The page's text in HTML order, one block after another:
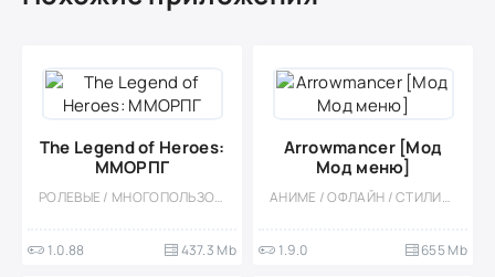
The Legend of Heroes:
ММОРПГ
РОЛЕВЫЕ / МНОГОПОЛЬЗОВАТЕЛЬСКАЯ / ОНЛАЙН / ОДНОПОЛЬЗОВАТЕЛЬСКИЕ / СТИЛИЗАЦИЯ / АНИМЕ / 3D / БОЛЬШАЯ / ФЭНТЕЗИ / МАГИЯ / РОГАЛИК / КВЕСТЫ / ПРИКЛЮЧЕНИЕ
1.0.88 437.3 Mb
Arrowmancer [Мод
Мод меню]
АНИМЕ / ОФЛАЙН / СТИЛИЗАЦИЯ / ОДНОПОЛЬЗОВАТЕЛЬСКИЕ / КАЗУАЛЬНЫЕ / ТАКТИЧЕСКИЕ / РОЛЕВЫЕ / МОД / НАУЧНАЯ ФАНТАСТИКА
1.9.0 655 Mb